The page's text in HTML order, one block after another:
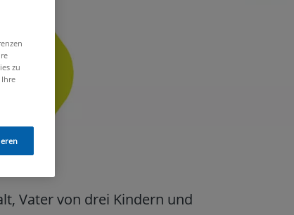
Vater von drei Kindern und
zu